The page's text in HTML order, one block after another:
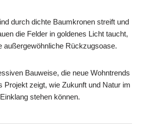
durch dichte Baumkronen streift und
die Felder in goldenes Licht taucht,
außergewöhnliche Rückzugsoase.
Bauweise, die neue Wohntrends
Projekt zeigt, wie Zukunft und Natur im
Einklang stehen können.